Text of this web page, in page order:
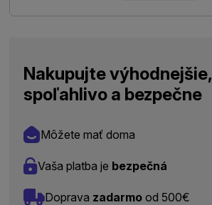
Nakupujte výhodnejšie,
spoľahlivo a bezpečne
Môžete mať doma
Vaša platba je bezpečná
Doprava zadarmo od 500€